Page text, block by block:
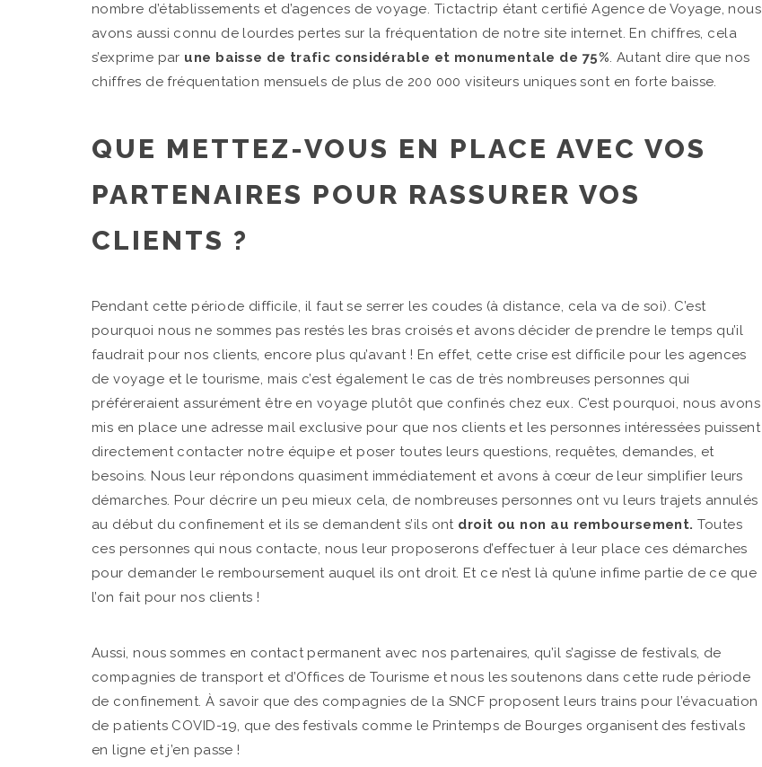
nombre d’établissements et d’agences de voyage. Tictactrip étant certifié Agence de Voyage, nous
avons aussi connu de lourdes pertes sur la fréquentation de notre site internet. En chiffres, cela
s’exprime par une baisse de trafic considérable et monumentale de 75%. Autant dire que nos
chiffres de fréquentation mensuels de plus de 200 000 visiteurs uniques sont en forte baisse.
QUE METTEZ-VOUS EN PLACE AVEC VOS
PARTENAIRES POUR RASSURER VOS
CLIENTS ?
Pendant cette période difficile, il faut se serrer les coudes (à distance, cela va de soi). C’est
pourquoi nous ne sommes pas restés les bras croisés et avons décider de prendre le temps qu’il
faudrait pour nos clients, encore plus qu’avant ! En effet, cette crise est difficile pour les agences
de voyage et le tourisme, mais c’est également le cas de très nombreuses personnes qui
préféreraient assurément être en voyage plutôt que confinés chez eux. C’est pourquoi, nous avons
mis en place une adresse mail exclusive pour que nos clients et les personnes intéressées puissent
directement contacter notre équipe et poser toutes leurs questions, requêtes, demandes, et
besoins. Nous leur répondons quasiment immédiatement et avons à cœur de leur simplifier leurs
démarches. Pour décrire un peu mieux cela, de nombreuses personnes ont vu leurs trajets annulés
au début du confinement et ils se demandent s’ils ont droit ou non au remboursement. Toutes
ces personnes qui nous contacte, nous leur proposerons d’effectuer à leur place ces démarches
pour demander le remboursement auquel ils ont droit. Et ce n’est là qu’une infime partie de ce que
l’on fait pour nos clients !
Aussi, nous sommes en contact permanent avec nos partenaires, qu’il s’agisse de festivals, de
compagnies de transport et d’Offices de Tourisme et nous les soutenons dans cette rude période
de confinement. À savoir que des compagnies de la SNCF proposent leurs trains pour l’évacuation
de patients COVID-19, que des festivals comme le Printemps de Bourges organisent des festivals
en ligne et j’en passe !